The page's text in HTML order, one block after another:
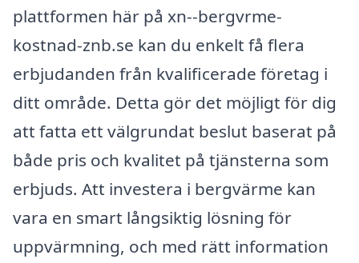
plattformen här på xn--bergvrme-
kostnad-znb.se kan du enkelt få flera
erbjudanden från kvalificerade företag i
ditt område. Detta gör det möjligt för dig
att fatta ett välgrundat beslut baserat på
både pris och kvalitet på tjänsterna som
erbjuds. Att investera i bergvärme kan
vara en smart långsiktig lösning för
uppvärmning, och med rätt information